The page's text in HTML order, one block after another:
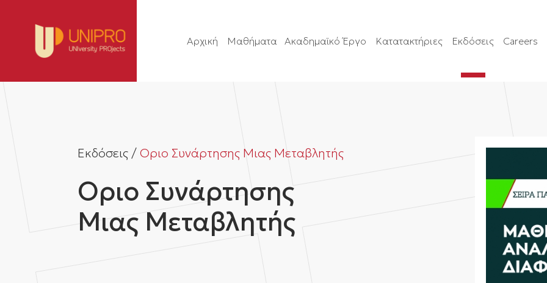
Αρχική Μαθήματα Ακαδημαϊκό Έργο Κατατακτήριες Εκδόσεις Careers
Εκδόσεις /Οριο Συνάρτησης Μιας Μεταβλητής
Οριο Συνάρτησης
Μιας Μεταβλητής